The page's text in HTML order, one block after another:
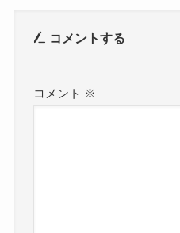
コメントする
コメント ※